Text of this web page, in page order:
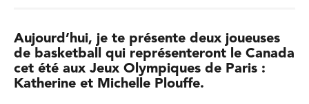
Aujourd’hui, je te présente deux joueuses
de basketball qui représenteront le Canada
cet été aux Jeux Olympiques de Paris :
Katherine et Michelle Plouffe.